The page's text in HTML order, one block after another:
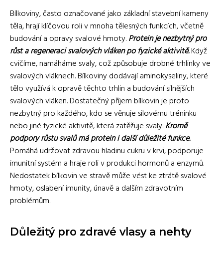
Bílkoviny, často označované jako základní stavební kameny
těla, hrají klíčovou roli v mnoha tělesných funkcích, včetně
budování a opravy svalové hmoty.Protein je nezbytný pro
růst a regeneraci svalových vláken po fyzické aktivitě.Když
cvičíme, namáháme svaly, což způsobuje drobné trhlinky ve
svalových vláknech. Bílkoviny dodávají aminokyseliny, které
tělo využívá k opravě těchto trhlin a budování silnějších
svalových vláken. Dostatečný příjem bílkovin je proto
nezbytný pro každého, kdo se věnuje silovému tréninku
nebo jiné fyzické aktivitě, která zatěžuje svaly.Kromě
podpory růstu svalů má protein i další důležité funkce.
Pomáhá udržovat zdravou hladinu cukru v krvi, podporuje
imunitní systém a hraje roli v produkci hormonů a enzymů.
Nedostatek bílkovin ve stravě může vést ke ztrátě svalové
hmoty, oslabení imunity, únavě a dalším zdravotním
problémům.
Důležitý pro zdravé vlasy a nehty